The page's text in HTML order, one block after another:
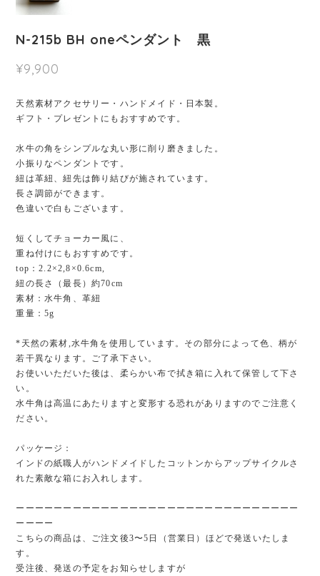
N-215b BH oneペンダント 黒
¥9,900
天然素材アクセサリー・ハンドメイド・日本製。
ギフト・プレゼントにもおすすめです。
水牛の角をシンプルな丸い形に削り磨きました。
小振りなペンダントです。
紐は革紐、紐先は飾り結びが施されています。
長さ調節ができます。
色違いで白もございます。
短くしてチョーカー風に、
重ね付けにもおすすめです。
top：2.2×2,8×0.6cm,
紐の長さ（最長）約70cm
素材：水牛角、革紐
重量：5g
*天然の素材,水牛角を使用しています。その部分によって色、柄が
若干異なります。ご了承下さい。
お使いいただいた後は、柔らかい布で拭き箱に入れて保管して下さ
い。
水牛角は高温にあたりますと変形する恐れがありますのでご注意く
ださい。
パッケージ：
インドの紙職人がハンドメイドしたコットンからアップサイクルさ
れた素敵な箱にお入れします。
ーーーーーーーーーーーーーーーーーーーーーーーーーーーーーー
ーーーー
こちらの商品は、ご注文後3〜5日（営業日）ほどで発送いたしま
す。
受注後、発送の予定をお知らせしますが